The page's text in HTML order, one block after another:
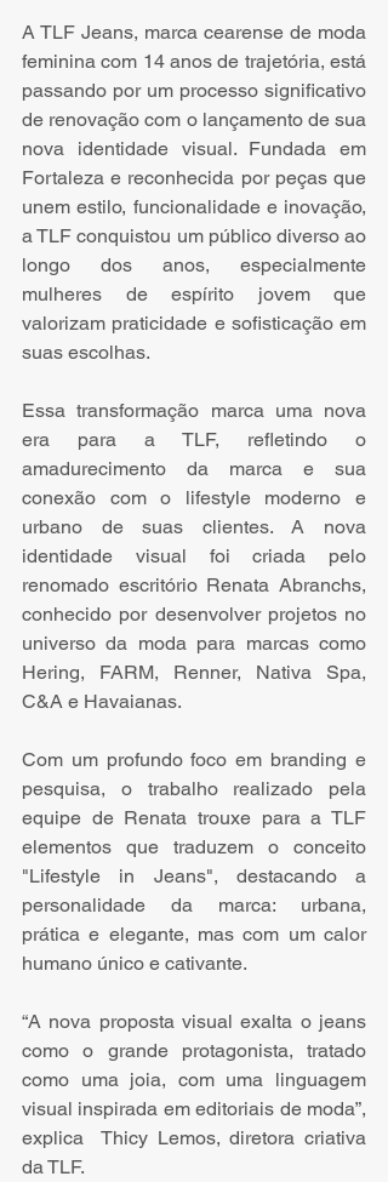
A TLF Jeans, marca cearense de moda
feminina com 14 anos de trajetória, está
passando por um processo significativo
de renovação com o lançamento de sua
nova identidade visual. Fundada em
Fortaleza e reconhecida por peças que
unem estilo, funcionalidade e inovação,
a TLF conquistou um público diverso ao
longo dos anos, especialmente
mulheres de espírito jovem que
valorizam praticidade e sofisticação em
suas escolhas.
Essa transformação marca uma nova
era para a TLF, refletindo o
amadurecimento da marca e sua
conexão com o lifestyle moderno e
urbano de suas clientes. A nova
identidade visual foi criada pelo
renomado escritório Renata Abranchs,
conhecido por desenvolver projetos no
universo da moda para marcas como
Hering, FARM, Renner, Nativa Spa,
C&A e Havaianas.
Com um profundo foco em branding e
pesquisa, o trabalho realizado pela
equipe de Renata trouxe para a TLF
elementos que traduzem o conceito
"Lifestyle in Jeans", destacando a
personalidade da marca: urbana,
prática e elegante, mas com um calor
humano único e cativante.
“A nova proposta visual exalta o jeans
como o grande protagonista, tratado
como uma joia, com uma linguagem
visual inspirada em editoriais de moda”,
explica  Thicy Lemos, diretora criativa
da TLF.